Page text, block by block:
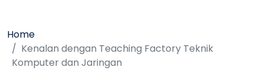
Home
Kenalan dengan Teaching Factory Teknik
Komputer dan Jaringan